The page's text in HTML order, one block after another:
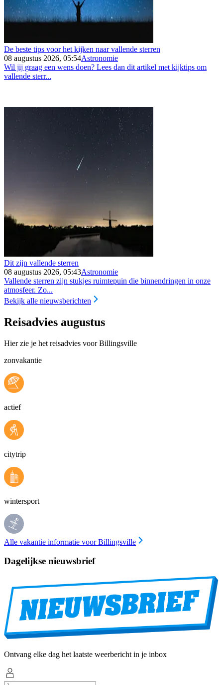
De beste tips voor het kijken naar vallende sterren
08 augustus 2026, 05:54Astronomie
Wil jij graag een wens doen? Lees dan dit artikel met kijktips om
vallende sterr...
Dit zijn vallende sterren
08 augustus 2026, 05:43Astronomie
Vallende sterren zijn stukjes ruimtepuin die binnendringen in onze
atmosfeer. Zo...
Bekijk alle nieuwsberichten
Reisadvies augustus
Hier zie je het reisadvies voor Billingsville
zonvakantie
actief
citytrip
wintersport
Alle vakantie informatie voor Billingsville
Dagelijkse nieuwsbrief
Ontvang elke dag het laatste weerbericht in je inbox